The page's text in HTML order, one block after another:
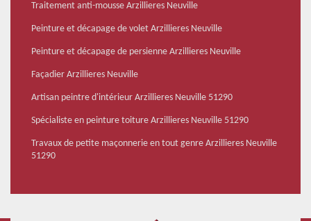
Traitement anti-mousse Arzillieres Neuville
Peinture et décapage de volet Arzillieres Neuville
Peinture et décapage de persienne Arzillieres Neuville
Façadier Arzillieres Neuville
Artisan peintre d'intérieur Arzillieres Neuville 51290
Spécialiste en peinture toiture Arzillieres Neuville 51290
Travaux de petite maçonnerie en tout genre Arzillieres Neuville
51290